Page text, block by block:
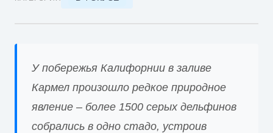
У побережья Калифорнии в заливе
Кармел произошло редкое природное
явление – более 1500 серых дельфинов
собрались в одно стадо, устроив